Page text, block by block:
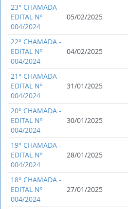
23° CHAMADA -
EDITAL Nº
004/2024
05/02/2025
22° CHAMADA -
EDITAL Nº
004/2024
04/02/2025
21° CHAMADA -
EDITAL Nº
004/2024
31/01/2025
20° CHAMADA -
EDITAL Nº
004/2024
30/01/2025
19° CHAMADA -
EDITAL Nº
004/2024
28/01/2025
18° CHAMADA -
EDITAL Nº
004/2024
27/01/2025